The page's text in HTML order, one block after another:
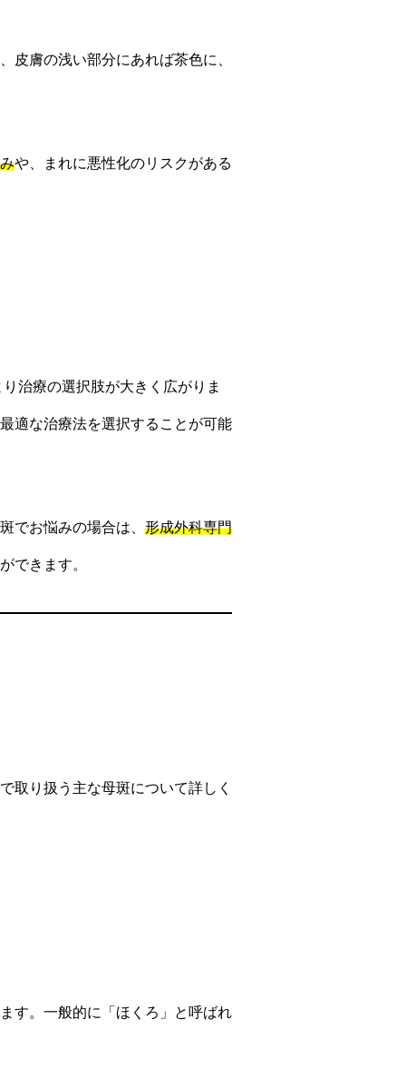
皮膚の浅い部分にあれば茶色に、
や、まれに悪性化のリスクがある
り治療の選択肢が大きく広がりま
適な治療法を選択することが可能
でお悩みの場合は、 形成外科専門
できます。
取り扱う主な母斑について詳しく
す。一般的に「ほくろ」と呼ばれ